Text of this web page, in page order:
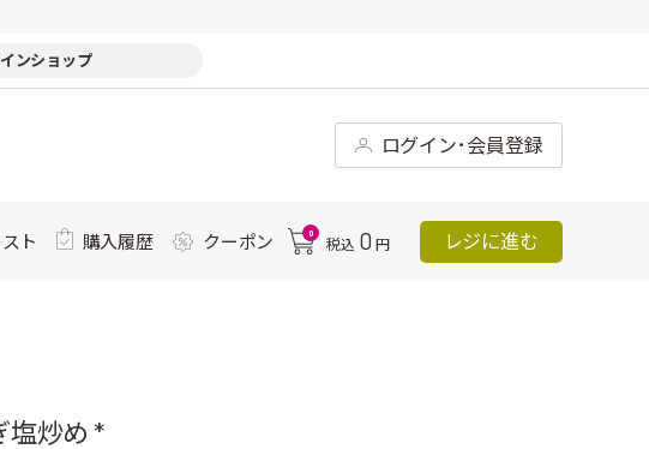
ンショップ
ログイン･会員登録
ト 購入履歴 クーポン 0
税込 0 円 レジに進む
塩炒め *